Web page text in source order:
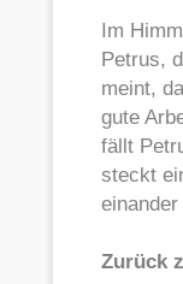
Im
Petrus,
meint,
gute
fällt
steckt
Zurück